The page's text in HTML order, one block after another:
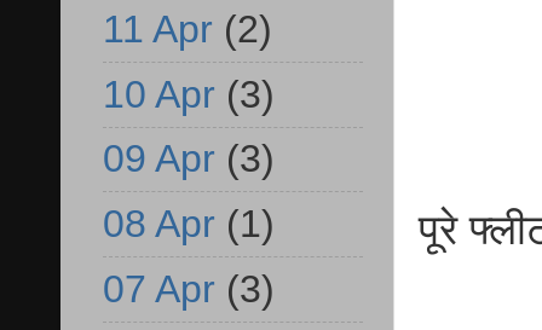
पूरे
11 Apr (2)
10 Apr (3)
09 Apr (3)
08 Apr (1)
07 Apr (3)